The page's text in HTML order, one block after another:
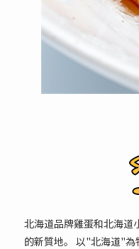
北海道品牌雞蛋和北海道
的新質地。 以"北海道"